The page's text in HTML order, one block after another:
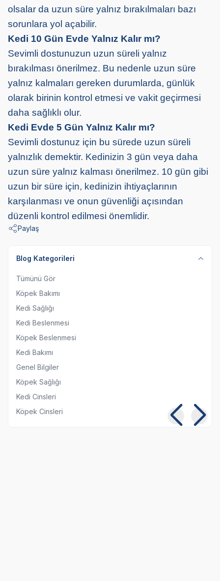
olsalar da uzun süre yalnız bırakılmaları bazı
sorunlara yol açabilir.
Kedi 10 Gün Evde Yalnız Kalır mı?
Sevimli dostunuzun uzun süreli yalnız
bırakılması önerilmez. Bu nedenle uzun süre
yalnız kalmaları gereken durumlarda, günlük
olarak birinin kontrol etmesi ve vakit geçirmesi
daha sağlıklı olur.
Kedi Evde 5 Gün Yalnız Kalır mı?
Sevimli dostunuz için bu sürede uzun süreli
yalnızlık demektir. Kedinizin 3 gün veya daha
uzun süre yalnız kalması önerilmez. 10 gün gibi
uzun bir süre için, kedinizin ihtiyaçlarının
karşılanması ve onun güvenliği açısından
düzenli kontrol edilmesi önemlidir.
Paylaş
Blog Kategorileri
Tümünü Gör
Köpek Bakımı
Kedi Sağlığı
Kedi Beslenmesi
Köpek Beslenmesi
Kedi Bakımı
Genel Bilgiler
Köpek Sağlığı
Kedi Cinsleri
Köpek Cinsleri